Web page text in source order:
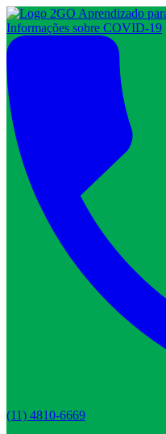
Informações sobre COVID-19
(11) 4810-6669